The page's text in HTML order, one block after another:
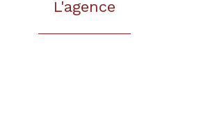
L'agence